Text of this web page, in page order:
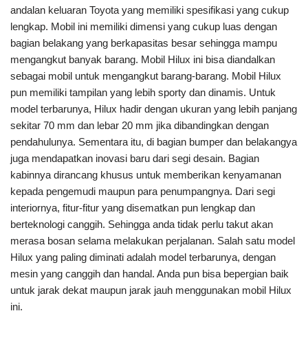
andalan keluaran Toyota yang memiliki spesifikasi yang cukup
lengkap. Mobil ini memiliki dimensi yang cukup luas dengan
bagian belakang yang berkapasitas besar sehingga mampu
mengangkut banyak barang. Mobil Hilux ini bisa diandalkan
sebagai mobil untuk mengangkut barang-barang. Mobil Hilux
pun memiliki tampilan yang lebih sporty dan dinamis. Untuk
model terbarunya, Hilux hadir dengan ukuran yang lebih panjang
sekitar 70 mm dan lebar 20 mm jika dibandingkan dengan
pendahulunya. Sementara itu, di bagian bumper dan belakangya
juga mendapatkan inovasi baru dari segi desain. Bagian
kabinnya dirancang khusus untuk memberikan kenyamanan
kepada pengemudi maupun para penumpangnya. Dari segi
interiornya, fitur-fitur yang disematkan pun lengkap dan
berteknologi canggih. Sehingga anda tidak perlu takut akan
merasa bosan selama melakukan perjalanan. Salah satu model
Hilux yang paling diminati adalah model terbarunya, dengan
mesin yang canggih dan handal. Anda pun bisa bepergian baik
untuk jarak dekat maupun jarak jauh menggunakan mobil Hilux
ini.